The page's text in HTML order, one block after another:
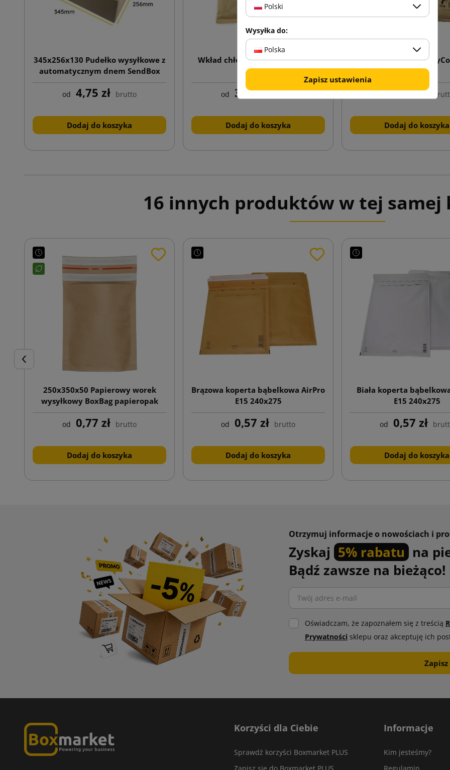
345x256x130 Pudełko wysyłkowe z
automatycznym dnem SendBox
S50
od 4,75 zł brutto
Dodaj do koszyka
Wkład chłodzący RecyCold 400g
od 3,49 zł
Dodaj do koszyka
Wkład chłodzący
4,03 zł
Dodaj do koszyka
16 innych produktów w tej samej
Poprzedni
250x350x50 Papierowy worek
wysyłkowy BoxBag papieropak
bottom gusset
od 0,77 zł brutto
Dodaj do koszyka
Brązowa koperta bąbelkowa AirPro
E15 240x275
od 0,57 zł brutto
Dodaj do koszyka
Biała koperta
E15 240x275
od 0,57 zł
Dodaj do koszyka
Otrzymuj informacje o nowościach i
Zyskaj 5% rabatu na
Bądź zawsze na bieżąco!
Oświadczam, że zapoznałem się z treścią
Prywatności sklepu oraz akceptuję ich
Korzyści dla Ciebie
Sprawdź korzyści Boxmarket PLUS
Informacje
Kim jesteśmy?
Polski
Wysyłka do:
Polska
Zapisz ustawienia